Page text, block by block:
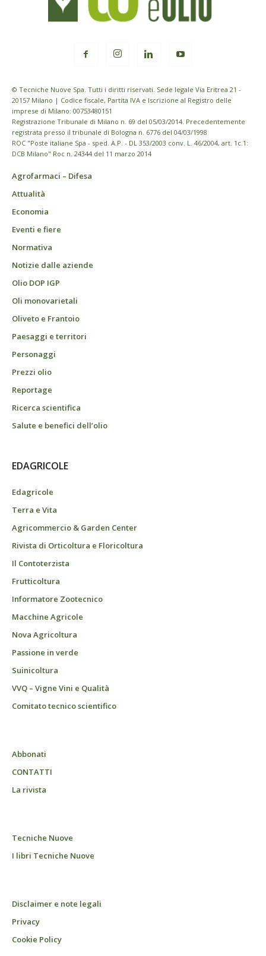
© Tecniche Nuove Spa. Tutti i diritti riservati. Sede legale Via Eritrea 21 -
20157 Milano | Codice fiscale, Partita IVA e Iscrizione al Registro delle
imprese di Milano: 00753480151
Registrazione Tribunale di Milano n. 69 del 05/03/2014. Precedentemente
registrata presso il tribunale di Bologna n. 6776 del 04/03/1998
ROC "Poste italiane Spa - sped. A.P. - DL 353/2003 conv. L. 46/2004, art. 1c.1:
DCB Milano" Roc n. 24344 del 11 marzo 2014
Agrofarmaci – Difesa
Attualità
Economia
Eventi e fiere
Normativa
Notizie dalle aziende
Olio DOP IGP
Oli monovarietali
Oliveto e Frantoio
Paesaggi e territori
Personaggi
Prezzi olio
Reportage
Ricerca scientifica
Salute e benefici dell’olio
EDAGRICOLE
Edagricole
Terra e Vita
Agricommercio & Garden Center
Rivista di Orticoltura e Floricoltura
Il Contoterzista
Frutticoltura
Informatore Zootecnico
Macchine Agricole
Nova Agricoltura
Passione in verde
Suinicoltura
VVQ – Vigne Vini e Qualità
Comitato tecnico scientifico
Abbonati
CONTATTI
La rivista
Tecniche Nuove
I libri Tecniche Nuove
Disclaimer e note legali
Privacy
Cookie Policy